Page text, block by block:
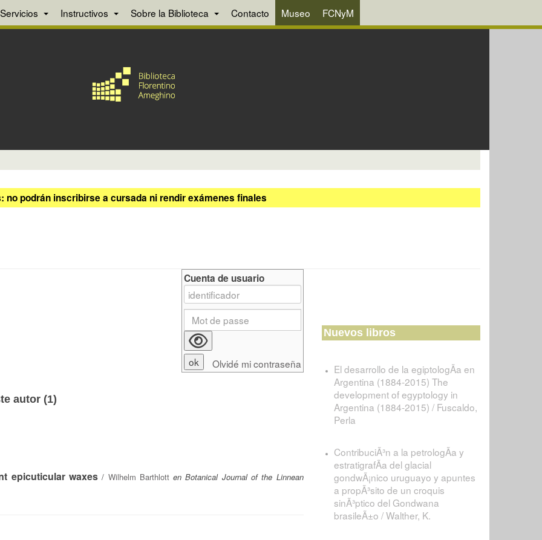
Servicios Instructivos Sobre la Biblioteca Contacto Museo FCNyM
podrán inscribirse a cursada ni rendir exámenes finales
autor (1)
epicuticular waxes/ Wilhelm Barthlott en Botanical Journal of the Linnean
Cuenta de usuario
Olvidé mi contraseña
Nuevos libros
El desarrollo de la egiptologÃ­a en
Argentina (1884-2015) The
development of egyptology in
Argentina (1884-2015) / Fuscaldo,
Perla
ContribuciÃ³n a la petrologÃ­a y
estratigrafÃ­a del glacial
gondwÃ¡nico uruguayo y apuntes
a propÃ³sito de un croquis
sinÃ³ptico del Gondwana
brasileÃ±o / Walther, K.